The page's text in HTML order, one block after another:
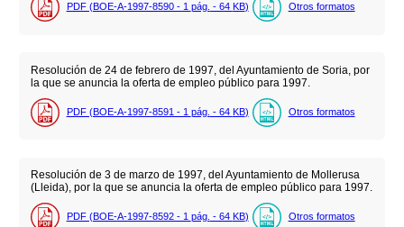
PDF (BOE-A-1997-8590 - 1 pág. - 64 KB) Otros formatos
Resolución de 24 de febrero de 1997, del Ayuntamiento de Soria, por
la que se anuncia la oferta de empleo público para 1997.
PDF (BOE-A-1997-8591 - 1 pág. - 64 KB) Otros formatos
Resolución de 3 de marzo de 1997, del Ayuntamiento de Mollerusa
(Lleida), por la que se anuncia la oferta de empleo público para 1997.
PDF (BOE-A-1997-8592 - 1 pág. - 64 KB) Otros formatos